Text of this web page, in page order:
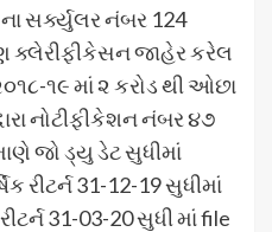
ના સર્ક્યુલર નંબર 124
ક્લેરીફીકેસન જાહેર કરેલ
૧૯ માં ૨ કરોડ થી ઓછા
નોટીફીકેશન નંબર ૪૭
જો ડ્યુ ડેટ સુધીમાં
રીટર્ન 31-12-19 સુધીમાં
31-03-20 સુધી માં file